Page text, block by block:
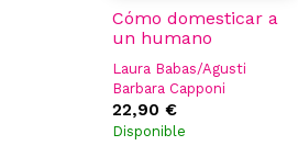
Cómo domesticar a
un humano
Laura Babas/Agusti
Barbara Capponi
22,90 €
Disponible